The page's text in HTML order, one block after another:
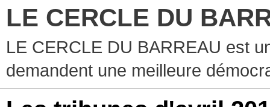
LE CERCLE DU
LE CERCLE DU BARREAU est
demandent une meilleure